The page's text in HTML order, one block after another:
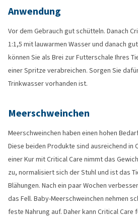
Anwendung
Vor dem Gebrauch gut schütteln. Danach
1:1,5 mit lauwarmen Wasser und danach
können Sie als Brei zur Futterschale Ihres
einer Spritze verabreichen. Sorgen Sie
Trinkwasser vorhanden ist.
Meerschweinchen
Meerschweinchen haben einen hohen
Diese beiden Produkte sind ausreichend in
einer Kur mit Critical Care nimmt das
zu, normalisiert sich der Stuhl und ist das
Blähungen. Nach ein paar Wochen
das Fell. Baby-Meerschweinchen nehmen
feste Nahrung auf. Daher kann Critical Care